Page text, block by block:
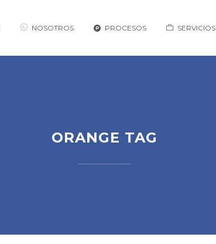
NOSOTROS PROCESOS SERVICIOS
ORANGE TAG